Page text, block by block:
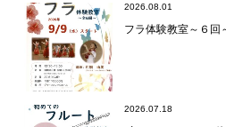
2026.08.01
フラ体験教室～６回
2026.07.18